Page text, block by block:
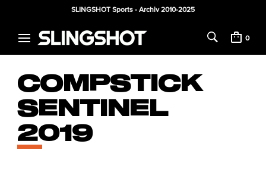
SLINGSHOT Sports - Archiv 2010-2025
0
COMPSTICK
SENTINEL
2019